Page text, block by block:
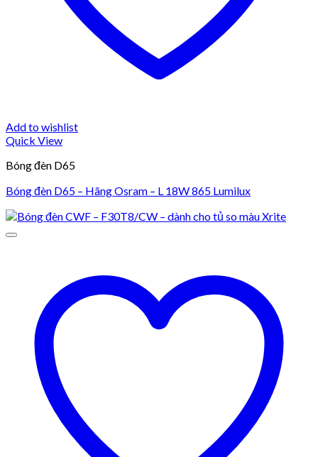
Add to wishlist
Quick View
Bóng đèn D65
Bóng đèn D65 – Hãng Osram – L 18W 865 Lumilux